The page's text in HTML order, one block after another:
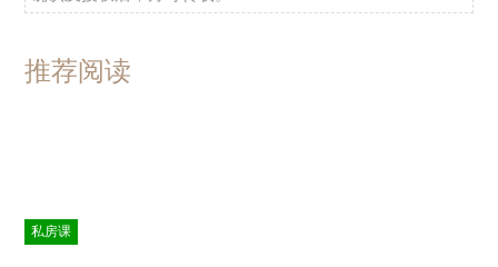
推荐阅读
私房课